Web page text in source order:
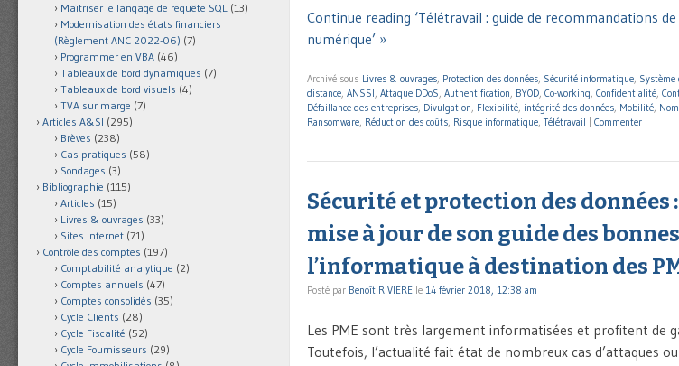
Continue reading ‘Télétravail : guide de recommandations
numérique’ »
Archivé sous Livres & ouvrages, Protection des données, Sécurité informatique,
distance, ANSSI, Attaque DDoS, Authentification, BYOD, Co-working, Confidentialité,
Défaillance des entreprises, Divulgation, Flexibilité, intégrité des données, Mobilité,
Ransomware, Réduction des coûts, Risque informatique, Télétravail Commenter
Sécurité et protection des données
mise à jour de son guide des
l’informatique à destination des
Posté par Benoît RIVIERE le 14 février 2018, 12:38 am
Les PME sont très largement informatisées et profitent de
Toutefois, l’actualité fait état de nombreux cas d’attaques
Maîtriser le langage de requête SQL (13)
Modernisation des états financiers
(Règlement ANC 2022-06) (7)
Programmer en VBA (46)
Tableaux de bord dynamiques (7)
Tableaux de bord visuels (4)
TVA sur marge (7)
Articles A&SI (295)
Brèves (238)
Cas pratiques (58)
Sondages (3)
Bibliographie (115)
Articles (15)
Livres & ouvrages (33)
Sites internet (71)
Contrôle des comptes (197)
Comptabilité analytique (2)
Comptes annuels (47)
Comptes consolidés (35)
Cycle Clients (28)
Cycle Fiscalité (52)
Cycle Fournisseurs (29)